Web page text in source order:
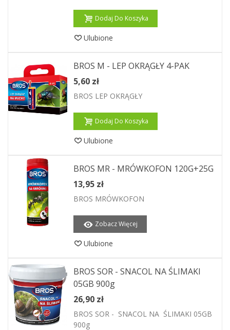
Dodaj Do Koszyka
Ulubione
BROS M - LEP OKRĄGŁY 4-PAK
5,60 zł
BROS LEP OKRĄGŁY
Dodaj Do Koszyka
Ulubione
BROS MR - MRÓWKOFON 120G+25G
13,95 zł
BROS MRÓWKOFON
Zobacz Więcej
Ulubione
BROS SOR - SNACOL NA ŚLIMAKI
05GB 900g
26,90 zł
BROS SOR - SNACOL NA ŚLIMAKI 05GB
900g